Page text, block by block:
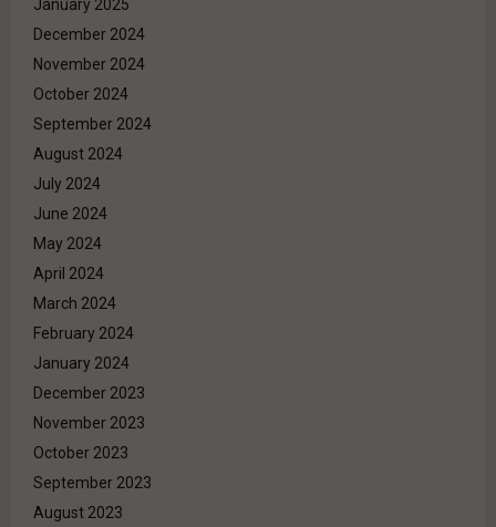
January 2025
December 2024
November 2024
October 2024
September 2024
August 2024
July 2024
June 2024
May 2024
April 2024
March 2024
February 2024
January 2024
December 2023
November 2023
October 2023
September 2023
August 2023